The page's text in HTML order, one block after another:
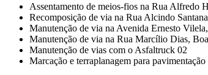
Assentamento de meios-fios na Rua Alfredo
Recomposição de via na Rua Alcindo
Manutenção de via na Avenida Ernesto
Manutenção de via na Rua Marcílio Dias,
Manutenção de vias com o Asfaltruck 02
Marcação e terraplanagem para